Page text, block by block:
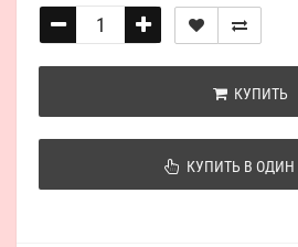
КУПИТЬ
КУПИТЬ В